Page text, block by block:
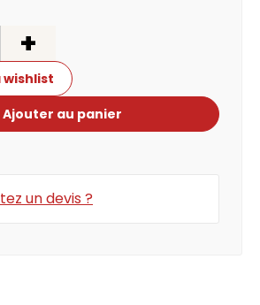
+
Ajouter au panier
wishlist
un devis ?